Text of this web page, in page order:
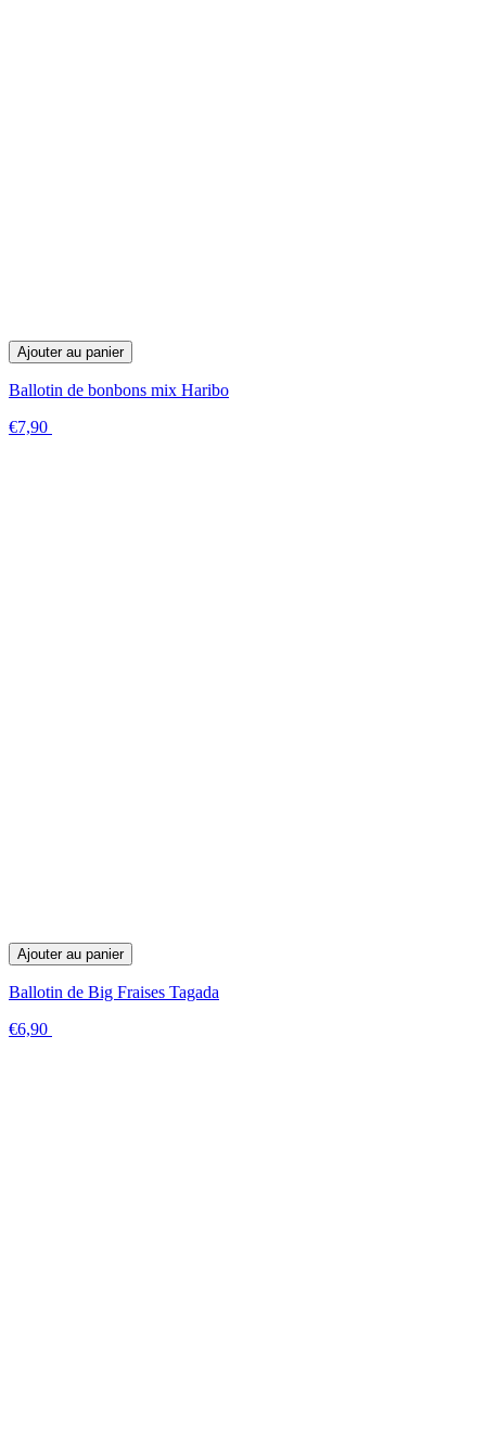
Ajouter au panier
Ballotin de bonbons mix Haribo
€7,90
Ajouter au panier
Ballotin de Big Fraises Tagada
€6,90